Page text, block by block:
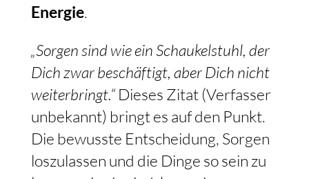
Energie.
„Sorgen sind wie ein Schaukelstuhl, der
Dich zwar beschäftigt, aber Dich nicht
weiterbringt.“Dieses Zitat (Verfasser
unbekannt) bringt es auf den Punkt.
Die bewusste Entscheidung, Sorgen
loszulassen und die Dinge so sein zu